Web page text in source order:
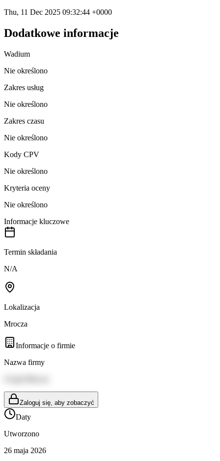
Thu, 11 Dec 2025 09:32:44 +0000
Dodatkowe informacje
Wadium
Nie określono
Zakres usług
Nie określono
Zakres czasu
Nie określono
Kody CPV
Nie określono
Kryteria oceny
Nie określono
Informacje kluczowe
Termin składania
N/A
Lokalizacja
Mrocza
Informacje o firmie
Nazwa firmy
Zaloguj się, aby zobaczyć
Daty
Utworzono
26 maja 2026